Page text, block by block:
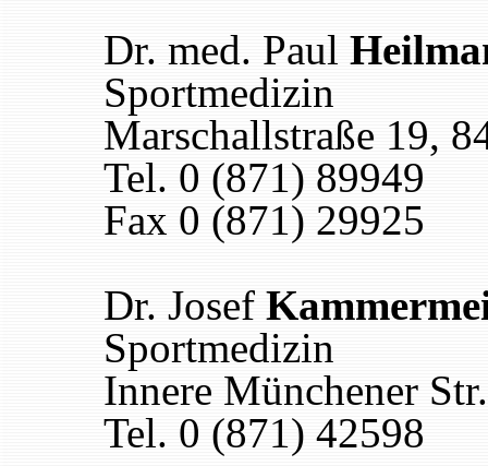
Dr. med. Paul
Sportmedizin
Marschallstraße 19,
Tel. 0 (871) 89949
Fax 0 (871) 29925
Dr. Josef
Sportmedizin
Innere Münchener
Tel. 0 (871) 42598